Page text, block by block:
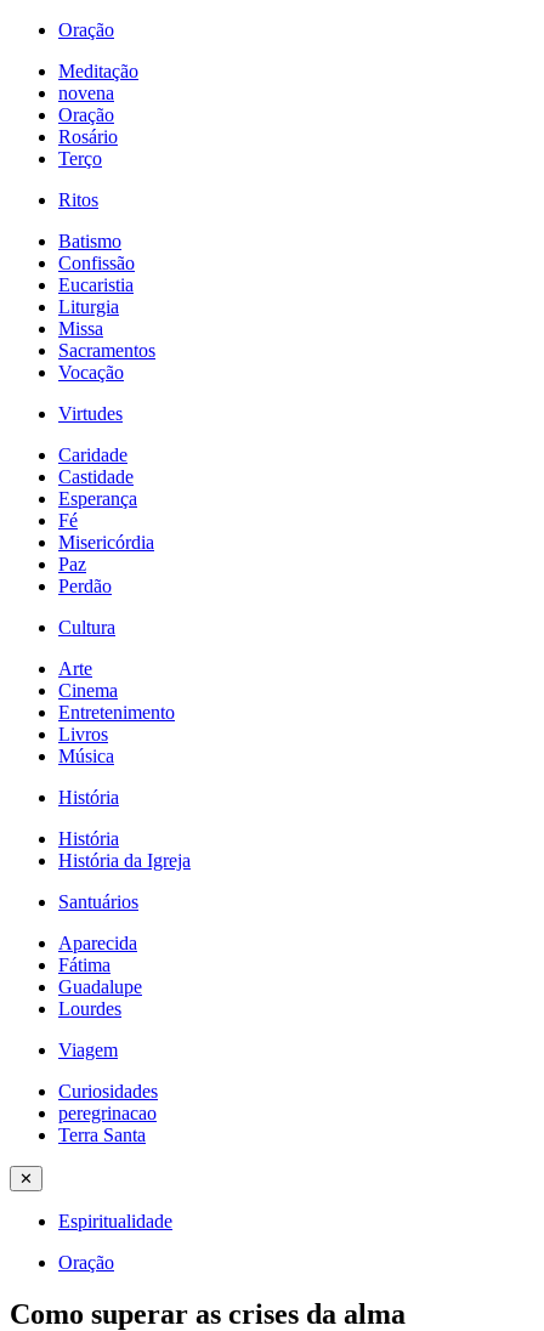
Oração
Meditação
novena
Oração
Rosário
Terço
Ritos
Batismo
Confissão
Eucaristia
Liturgia
Missa
Sacramentos
Vocação
Virtudes
Caridade
Castidade
Esperança
Fé
Misericórdia
Paz
Perdão
Cultura
Arte
Cinema
Entretenimento
Livros
Música
História
História
História da Igreja
Santuários
Aparecida
Fátima
Guadalupe
Lourdes
Viagem
Curiosidades
peregrinacao
Terra Santa
✕
Espiritualidade
Oração
Como superar as crises da alma